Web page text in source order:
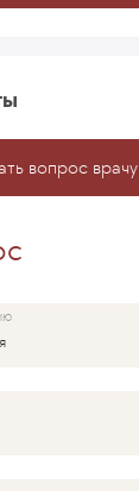
вопрос врачу